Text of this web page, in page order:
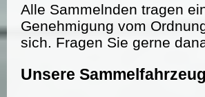
Alle Sammelnden tragen
Genehmigung vom
sich. Fragen Sie gerne
Unsere